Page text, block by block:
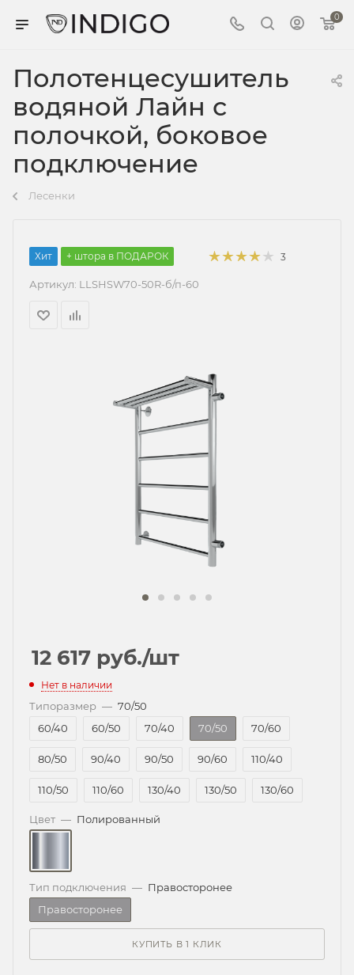
0
Полотенцесушитель
водяной Лайн с
полочкой, боковое
подключение
Лесенки
Хит + штора в ПОДАРОК 3
Артикул: LLSHSW70-50R-б/п-60
12 617 руб./шт
Нет в наличии
Типоразмер — 70/50
60/40
60/50 70/40 70/50 70/60
80/50 90/40 90/50 90/60 110/40
110/50 110/60 130/40 130/50 130/60
Цвет — Полированный
Тип подключения — Правосторонее
Правосторонее
КУПИТЬ В 1 КЛИК